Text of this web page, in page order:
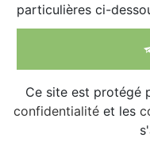
particulières ci-
Ce site est protégé
confidentialité et les